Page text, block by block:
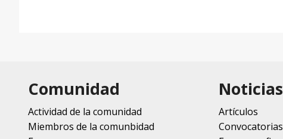
Comunidad
Actividad de la comunidad
Miembros de la comunbidad
Noticias
Artículos
Convocatorias